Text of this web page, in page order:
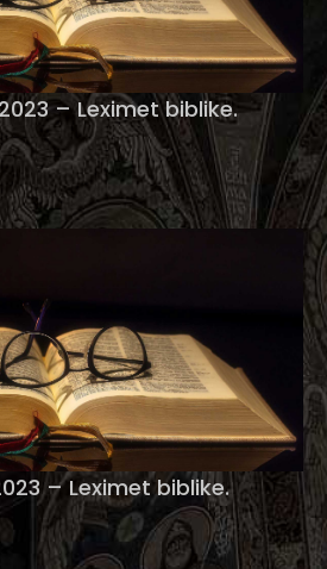
– Leximet biblike.
– Leximet biblike.